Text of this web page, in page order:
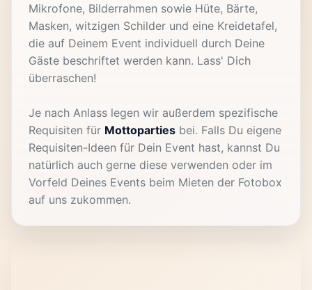
Mikrofone, Bilderrahmen sowie Hüte, Bärte,
Masken, witzigen Schilder und eine Kreidetafel,
die auf Deinem Event individuell durch Deine
Gäste beschriftet werden kann. Lass' Dich
überraschen!
Je nach Anlass legen wir außerdem spezifische
Requisiten für Mottoparties bei. Falls Du eigene
Requisiten-Ideen für Dein Event hast, kannst Du
natürlich auch gerne diese verwenden oder im
Vorfeld Deines Events beim Mieten der Fotobox
auf uns zukommen.